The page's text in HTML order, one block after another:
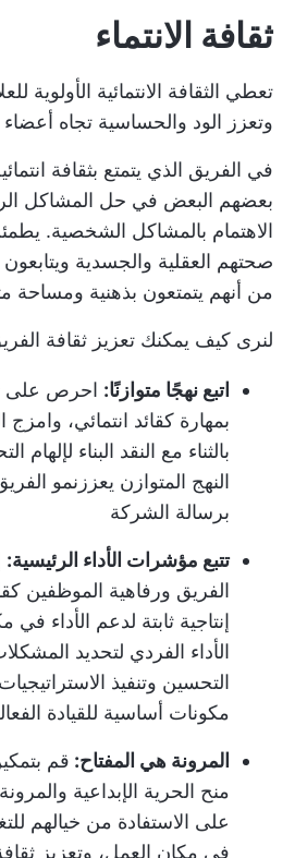
ثقافة الانتماء
تعطي الثقافة الانتمائية الأولوية
وتعزز الود والحساسية تجاه
في الفريق الذي يتمتع بثقافة
بعضهم البعض في حل المشاكل
الاهتمام بالمشاكل الشخصية.
صحتهم العقلية والجسدية
من أنهم يتمتعون بذهنية ومساحة
لنرى كيف يمكنك تعزيز ثقافة الفريق
اتبع نهجًا متوازنًا: احرص على
بمهارة كقائد انتمائي، وامزج
بالثناء مع النقد البناء
النهج المتوازن يعزز نمو
برسالة الشركة
تتبع مؤشرات الأداء الرئيسية:
الفريق ورفاهية الموظفين
إنتاجية ثابتة لدعم الأداء
الأداء الفردي لتحديد
التحسين وتنفيذ
مكونات أساسية للقيادة
المرونة هي المفتاح: قم
منح الحرية الإبداعية
على الاستفادة من خيالهم
في مكان العمل، وتعزيز